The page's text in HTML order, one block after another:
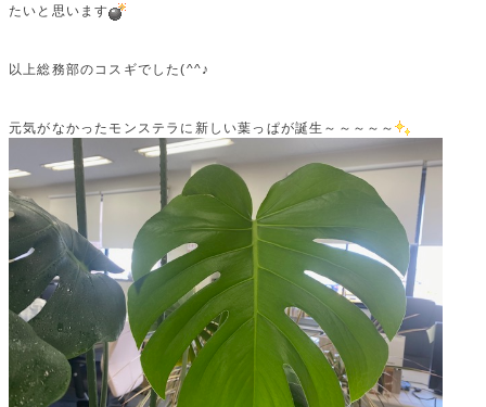
たいと思います
以上総務部のコスギでした(^^♪
元気がなかったモンステラに新しい葉っぱが誕生～～～～～